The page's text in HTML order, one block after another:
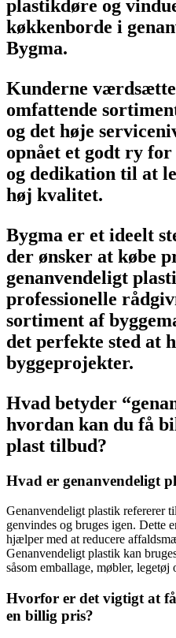
plastikdøre og
køkkenborde i
Bygma.
Kunderne
omfattende
og det høje
opnået et godt ry
og dedikation til at
høj kvalitet.
Bygma er et ideelt
der ønsker at købe
genanvendeligt
professionelle
sortiment af
det perfekte sted at
byggeprojekter.
Hvad betyder
hvordan kan du få
plast tilbud?
Hvad er genanvendeligt
Genanvendeligt plastik refererer
genvindes og bruges igen. Dette
hjælper med at reducere
Genanvendeligt plastik kan
såsom emballage, møbler, legetøj
Hvorfor er det vigtigt at
en billig pris?